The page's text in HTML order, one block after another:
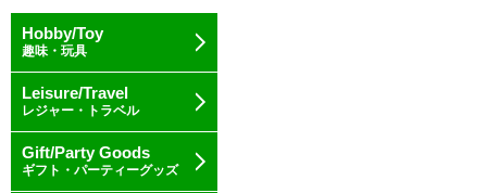
Hobby/Toy
趣味・玩具
Leisure/Travel
レジャー・トラベル
Gift/Party Goods
ギフト・パーティーグッズ